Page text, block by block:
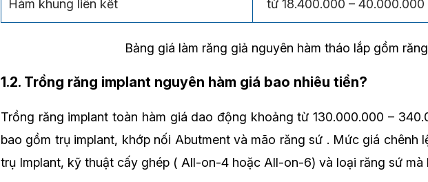
Hàm khung liên kết từ 18.400.000 –
Bảng giá làm răng giả nguyên hàm tháo lắp gồm răng
1.2. Trồng răng implant nguyên hàm giá bao nhiêu tiền?
Trồng răng implant toàn hàm giá dao động khoảng từ 130.000.000 –
bao gồm trụ implant, khớp nối Abutment và mão răng sứ . Mức giá chênh
trụ Implant, kỹ thuật cấy ghép ( All-on-4 hoặc All-on-6) và loại răng sứ mà